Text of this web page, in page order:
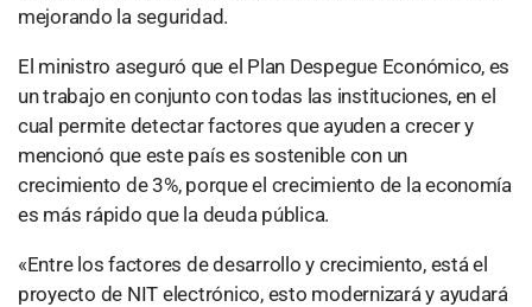
mejorando la seguridad.
El ministro aseguró que el Plan Despegue Económico, es
un trabajo en conjunto con todas las instituciones, en el
cual permite detectar factores que ayuden a crecer y
mencionó que este país es sostenible con un
crecimiento de 3%, porque el crecimiento de la economía
es más rápido que la deuda pública.
«Entre los factores de desarrollo y crecimiento, está el
proyecto de NIT electrónico, esto modernizará y ayudará